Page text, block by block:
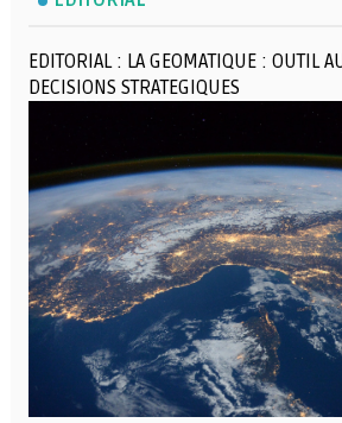
EDITORIAL : LA GEOMATIQUE : OUTIL
DECISIONS STRATEGIQUES